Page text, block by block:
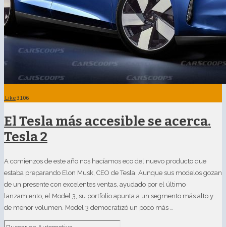
Like3106
El Tesla más accesible se acerca.
Tesla 2
A comienzos de este año nos hacíamos eco del nuevo producto que
estaba preparando Elon Musk, CEO de Tesla. Aunque sus modelos gozan
de un presente con excelentes ventas, ayudado por el último
lanzamiento, el Model 3, su portfolio apunta a un segmento más alto y
de menor volumen. Model 3 democratizó un poco más …